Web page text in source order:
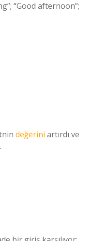
“Good afternoon”;
değerini artırdı ve